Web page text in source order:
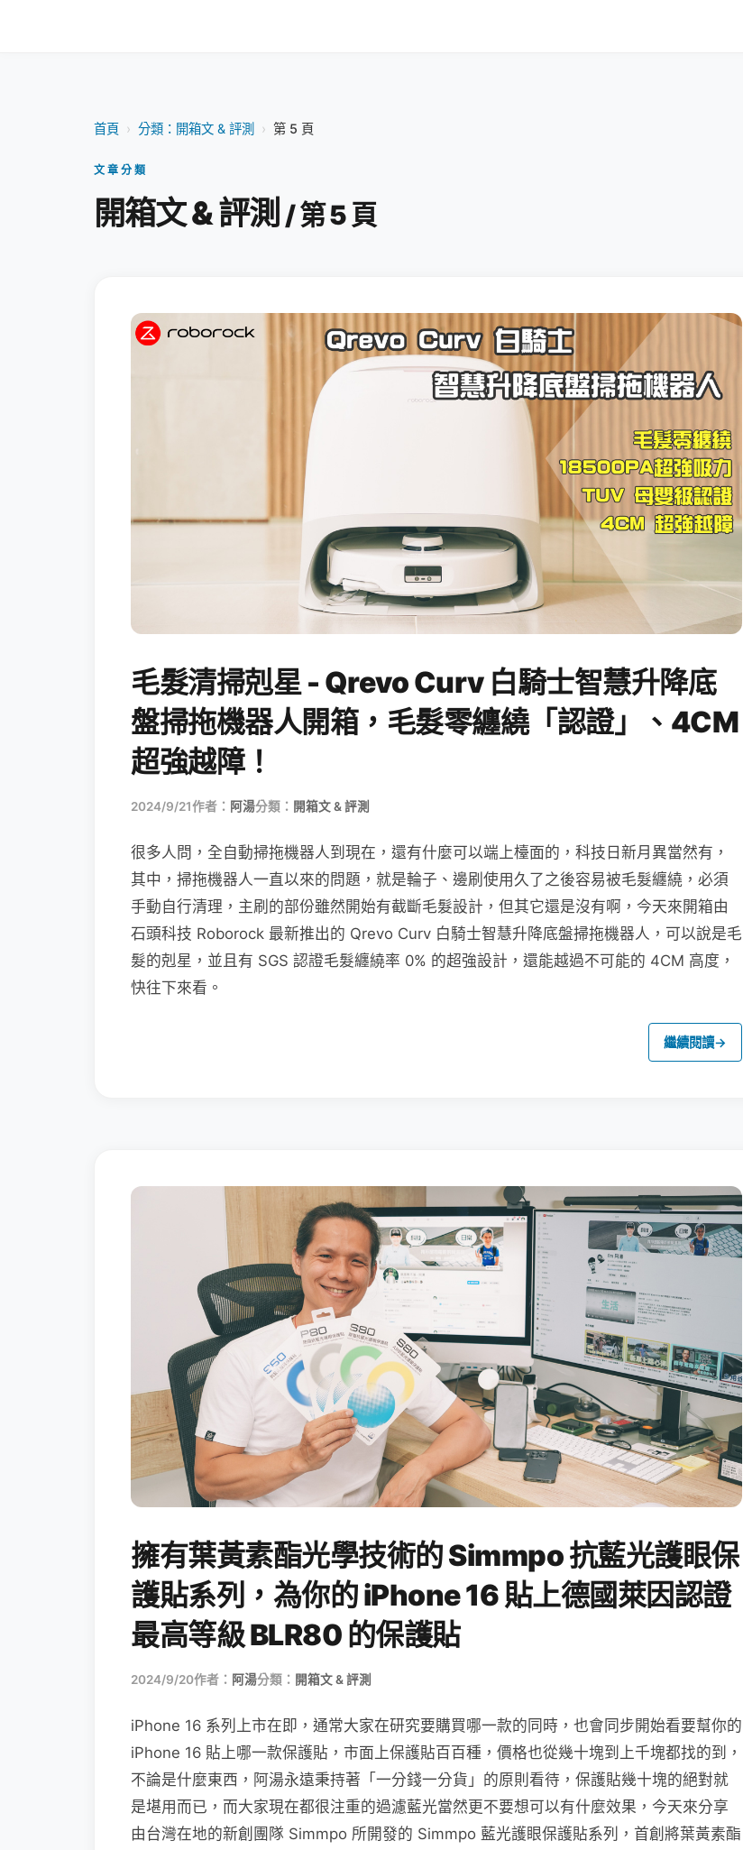
首頁 › 分類：開箱文 & 評測 › 第 5 頁
文章分類
開箱文 & 評測 / 第 5 頁
毛髮清掃剋星 - Qrevo Curv 白騎士智慧升降底
盤掃拖機器人開箱，毛髮零纏繞「認證」、4CM
超強越障！
2024/9/21作者： 阿湯分類： 開箱文 & 評測
很多人問，全自動掃拖機器人到現在，還有什麼可以端上檯面的，科技日新月異當然有，
其中，掃拖機器人一直以來的問題，就是輪子、邊刷使用久了之後容易被毛髮纏繞，必須
手動自行清理，主刷的部份雖然開始有截斷毛髮設計，但其它還是沒有啊，今天來開箱由
石頭科技 Roborock 最新推出的 Qrevo Curv 白騎士智慧升降底盤掃拖機器人，可以說是毛
髮的剋星，並且有 SGS 認證毛髮纏繞率 0% 的超強設計，還能越過不可能的 4CM 高度，
快往下來看。
繼續閱讀→
擁有葉黃素酯光學技術的 Simmpo 抗藍光護眼保
護貼系列，為你的 iPhone 16 貼上德國萊因認證
最高等級 BLR80 的保護貼
2024/9/20作者： 阿湯分類： 開箱文 & 評測
iPhone 16 系列上市在即，通常大家在研究要購買哪一款的同時，也會同步開始看要幫你的
iPhone 16 貼上哪一款保護貼，市面上保護貼百百種，價格也從幾十塊到上千塊都找的到，
不論是什麼東西，阿湯永遠秉持著「一分錢一分貨」的原則看待，保護貼幾十塊的絕對就
是堪用而已，而大家現在都很注重的過濾藍光當然更不要想可以有什麼效果，今天來分享
由台灣在地的新創團隊 Simmpo 所開發的 Simmpo 藍光護眼保護貼系列，首創將葉黃素酯